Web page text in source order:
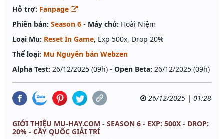
Hỗ trợ: Fanpage
Phiên bản: Season 6 - Máy chủ: Hoài Niệm
Loại Mu: Reset In Game, Exp 500x, Drop 20%
Thể loại: Mu Nguyên bản Webzen
Alpha Test: 26/12/2025 (09h) - Open Beta: 26/12/2025 (09h)
26/12/2025 | 01:28
GIỚI THIỆU MU-HAY.COM - SEASON 6 - EXP: 500X - DROP:
20% - CẦY QUỐC GIẢI TRÍ